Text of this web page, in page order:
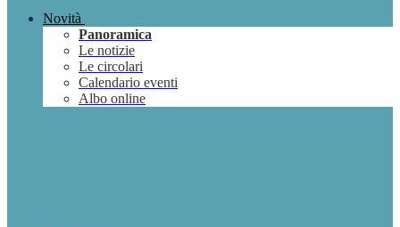
Novità
Panoramica
Le notizie
Le circolari
Calendario eventi
Albo online